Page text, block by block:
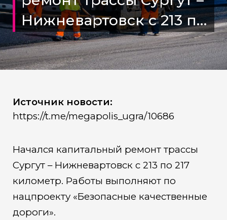
Нижневартовск с 213 по
217 километр
Источник новости:
https://t.me/megapolis_ugra/10686
Начался капитальный ремонт трассы
Сургут – Нижневартовск с 213 по 217
километр. Работы выполняют по
нацпроекту «Безопасные качественные
дороги».